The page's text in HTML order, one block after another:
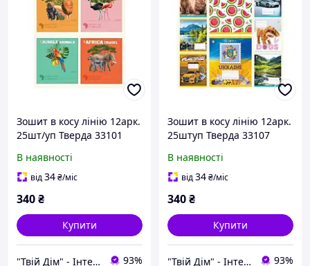
Зошит в косу лінію 12арк.
25шт/уп Тверда 33101
В наявності
від34₴/міс
340₴
Купити
"Твій Дім" - Інтернет-гіпермаркет 93%
Зошит в косу лінію 12арк.
25штуп Тверда 33107
В наявності
від34₴/міс
340₴
Купити
"Твій Дім" - Інтернет-гіпермаркет 93%